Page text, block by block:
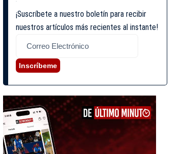
¡Suscríbete a nuestro boletín para recibir
nuestros artículos más recientes al instante!
Inscríbeme